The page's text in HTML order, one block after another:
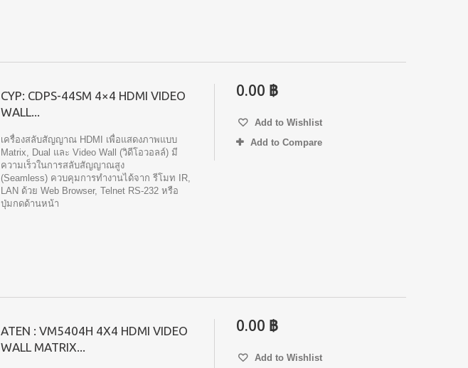
CYP: CDPS-44SM 4×4 HDMI VIDEO
WALL...
เครื่องสลับสัญญาณ HDMI เพื่อแสดงภาพแบบ
Matrix, Dual และ Video Wall (วิดีโอวอลล์) มี
ความเร็วในการสลับสัญญาณสูง
(Seamless) ควบคุมการทำงานได้จาก รีโมท IR,
LAN ด้วย Web Browser, Telnet RS-232 หรือ
ปุ่มกดด้านหน้า
0.00 ฿
Add to Wishlist
Add to Compare
ATEN : VM5404H 4X4 HDMI VIDEO
WALL MATRIX...
0.00 ฿
Add to Wishlist